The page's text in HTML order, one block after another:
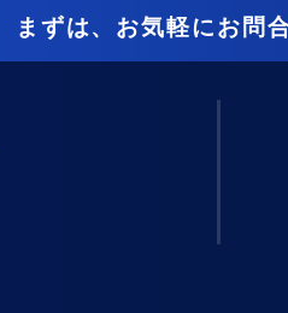
まずは、お気軽にお問